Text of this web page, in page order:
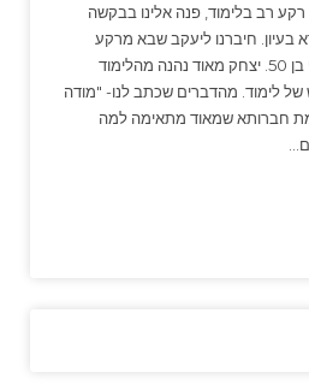
בן 48, עם רקע רב בלימוד, פנה אלינו בבקשה
חיברנו ליעקב שבא מרקע
חרדי, את בנימין, דתי לאומי בן 50. יצחק מאוד נהנה מהלימוד
לימוד. מהדברים שכתב לנו- "מודה
חברותא שמאוד מתאימה למה